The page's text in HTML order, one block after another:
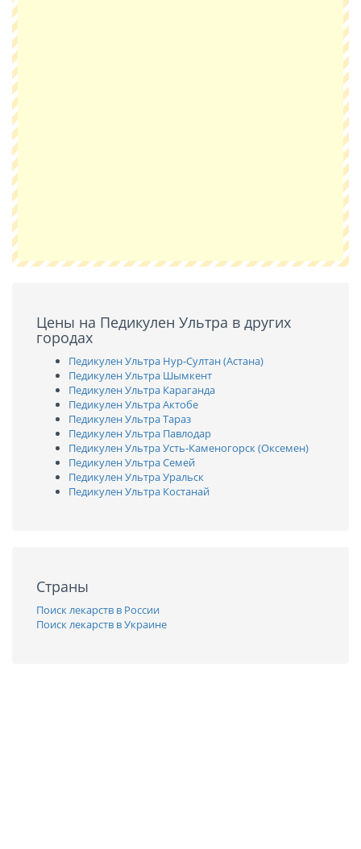
Цены на Педикулен Ультра в других
городах
Педикулен Ультра Нур-Султан (Астана)
Педикулен Ультра Шымкент
Педикулен Ультра Караганда
Педикулен Ультра Актобе
Педикулен Ультра Тараз
Педикулен Ультра Павлодар
Педикулен Ультра Усть-Каменогорск (Оксемен)
Педикулен Ультра Семей
Педикулен Ультра Уральск
Педикулен Ультра Костанай
Страны
Поиск лекарств в России
Поиск лекарств в Украине